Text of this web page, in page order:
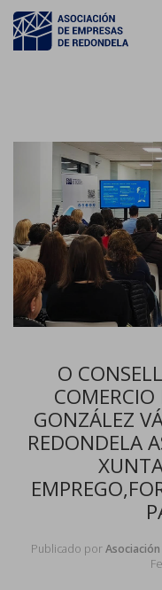
O
COMERCIO
GONZÁLEZ
REDONDELA
Publicado por